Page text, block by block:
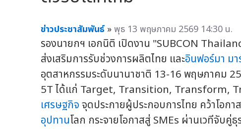
ข่าวประชาสัมพันธ์ »พุธ 13 พฤษภาคม 2569 14:30 น.
รองนายกฯ เอกนิติ เปิดงาน "SUBCON
ส่งเสริมการรับช่วงการผลิตไทย และอินฟอร์มา มา
อุตสาหกรรมระดับนานาชาติ 13-16 พฤษภาคม
5T ได้แก่ Target, Transition, Transform,
เศรษฐกิจจุดประกายผู้ประกอบการไทย คว้าโอก
อุปทานโลก กระจายโอกาสสู่ SMEs ผ่านเวทีจับคู่ธุ